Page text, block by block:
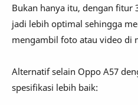
Bukan hanya itu, dengan fitur
jadi lebih optimal sehingga
mengambil foto atau video di
Alternatif selain Oppo A57
spesifikasi lebih baik: